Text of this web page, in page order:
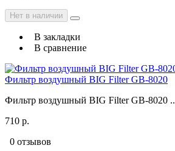
Нет в наличии
В закладки
В сравнение
Фильтр воздушный BIG Filter GB-8020
Фильтр воздушный BIG Filter GB-8020 ..
710 р.
0 отзывов